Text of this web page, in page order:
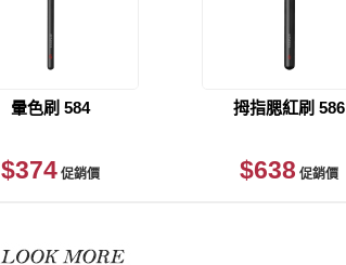
暈色刷 584
$374 促銷價
拇指腮紅刷 586
$638 促銷價